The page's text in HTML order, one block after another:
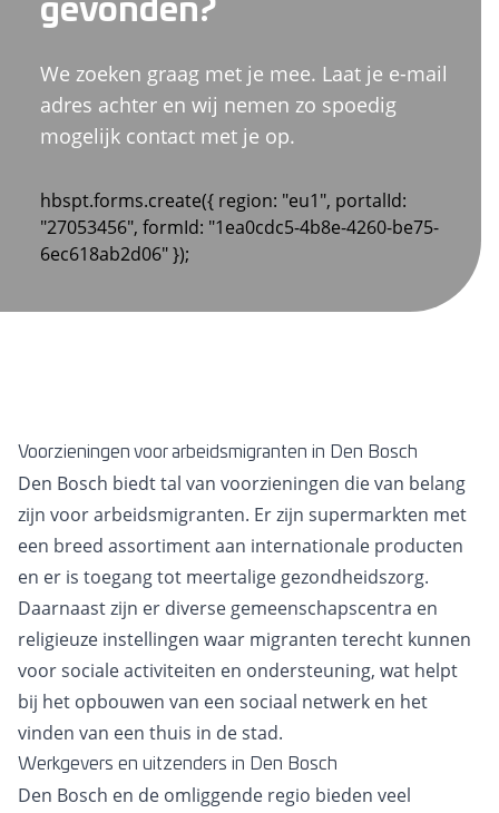
gevonden?
We zoeken graag met je mee. Laat je e-mail
adres achter en wij nemen zo spoedig
mogelijk contact met je op.
hbspt.forms.create({ region: "eu1", portalId:
"27053456", formId: "1ea0cdc5-4b8e-4260-be75-
6ec618ab2d06" });
Voorzieningen voor arbeidsmigranten in Den Bosch
Den Bosch biedt tal van voorzieningen die van belang
zijn voor arbeidsmigranten. Er zijn supermarkten met
een breed assortiment aan internationale producten
en er is toegang tot meertalige gezondheidszorg.
Daarnaast zijn er diverse gemeenschapscentra en
religieuze instellingen waar migranten terecht kunnen
voor sociale activiteiten en ondersteuning, wat helpt
bij het opbouwen van een sociaal netwerk en het
vinden van een thuis in de stad.
Werkgevers en uitzenders in Den Bosch
Den Bosch en de omliggende regio bieden veel